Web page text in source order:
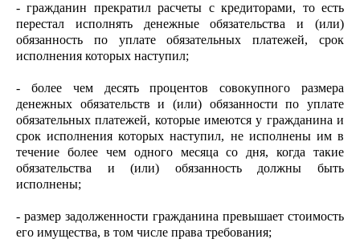
- гражданин прекратил расчеты с кредиторами, то есть
перестал исполнять денежные обязательства и (или)
обязанность по уплате обязательных платежей, срок
исполнения которых наступил;
- более чем десять процентов совокупного размера
денежных обязательств и (или) обязанности по уплате
обязательных платежей, которые имеются у гражданина и
срок исполнения которых наступил, не исполнены им в
течение более чем одного месяца со дня, когда такие
обязательства и (или) обязанность должны быть
исполнены;
- размер задолженности гражданина превышает стоимость
его имущества, в том числе права требования;